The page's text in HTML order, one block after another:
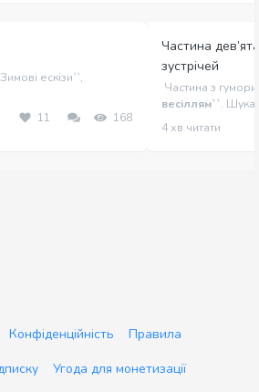
ескізи``,
11 168
Частина
зустрічей
Частина з
весіллям``.
4 хв читати
Конфіденційність
Правила
Угода для монетизації